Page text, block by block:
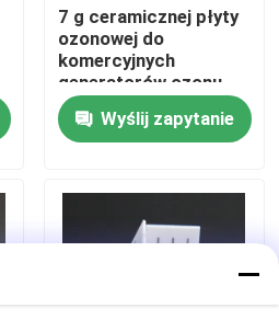
7 g ceramicznej płyty
ozonowej do
komercyjnych
generatorów ozonu
Wyślij zapytanie